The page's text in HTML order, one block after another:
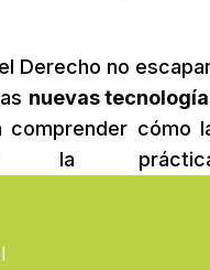
Derecho no
nuevas
cómo
práctica